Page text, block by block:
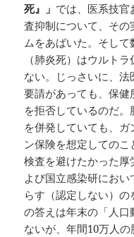
死』」 では、医系技官
査抑制について、そ
ムをあばいた。そし
（肺炎死）はウルト
ない。じっさいに、
要請があっても、保健
を拒否しているのだ
を併発していても、
ン保険を想定しての
検査を避けたかった
よび国立感染研にお
らす（認定しない）
の答えは年末の「人
ないが、年間10万人